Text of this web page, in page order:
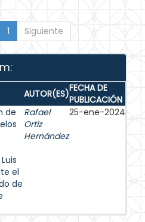
1 Siguiente
AUTOR(ES)FECHA DE
PUBLICACIÓN
de
el
de
Rafael
Ortiz
Hernández
25-ene-2024